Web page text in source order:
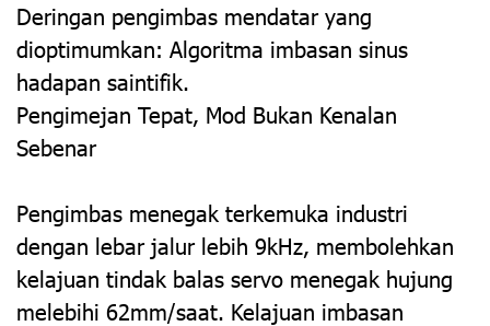
Deringan pengimbas mendatar yang
dioptimumkan: Algoritma imbasan sinus
hadapan saintifik.
Pengimejan Tepat, Mod Bukan Kenalan
Sebenar
Pengimbas menegak terkemuka industri
dengan lebar jalur lebih 9kHz, membolehkan
kelajuan tindak balas servo menegak hujung
melebihi 62mm/saat. Kelajuan imbasan